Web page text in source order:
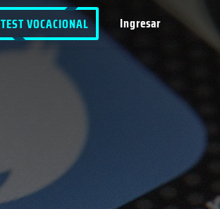
TEST VOCACIONAL Ingresar